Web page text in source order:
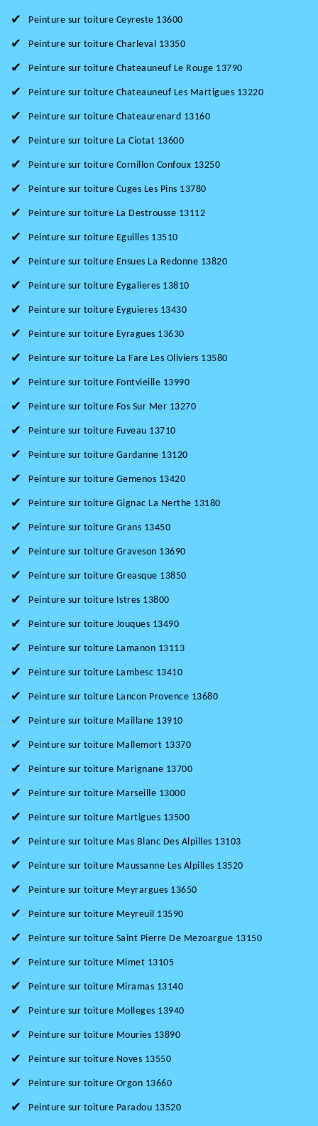
Peinture sur toiture Ceyreste 13600
Peinture sur toiture Charleval 13350
Peinture sur toiture Chateauneuf Le Rouge 13790
Peinture sur toiture Chateauneuf Les Martigues 13220
Peinture sur toiture Chateaurenard 13160
Peinture sur toiture La Ciotat 13600
Peinture sur toiture Cornillon Confoux 13250
Peinture sur toiture Cuges Les Pins 13780
Peinture sur toiture La Destrousse 13112
Peinture sur toiture Eguilles 13510
Peinture sur toiture Ensues La Redonne 13820
Peinture sur toiture Eygalieres 13810
Peinture sur toiture Eyguieres 13430
Peinture sur toiture Eyragues 13630
Peinture sur toiture La Fare Les Oliviers 13580
Peinture sur toiture Fontvieille 13990
Peinture sur toiture Fos Sur Mer 13270
Peinture sur toiture Fuveau 13710
Peinture sur toiture Gardanne 13120
Peinture sur toiture Gemenos 13420
Peinture sur toiture Gignac La Nerthe 13180
Peinture sur toiture Grans 13450
Peinture sur toiture Graveson 13690
Peinture sur toiture Greasque 13850
Peinture sur toiture Istres 13800
Peinture sur toiture Jouques 13490
Peinture sur toiture Lamanon 13113
Peinture sur toiture Lambesc 13410
Peinture sur toiture Lancon Provence 13680
Peinture sur toiture Maillane 13910
Peinture sur toiture Mallemort 13370
Peinture sur toiture Marignane 13700
Peinture sur toiture Marseille 13000
Peinture sur toiture Martigues 13500
Peinture sur toiture Mas Blanc Des Alpilles 13103
Peinture sur toiture Maussanne Les Alpilles 13520
Peinture sur toiture Meyrargues 13650
Peinture sur toiture Meyreuil 13590
Peinture sur toiture Saint Pierre De Mezoargue 13150
Peinture sur toiture Mimet 13105
Peinture sur toiture Miramas 13140
Peinture sur toiture Molleges 13940
Peinture sur toiture Mouries 13890
Peinture sur toiture Noves 13550
Peinture sur toiture Orgon 13660
Peinture sur toiture Paradou 13520